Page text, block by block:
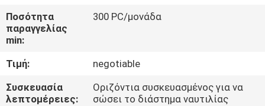
ΓΎΡΟΣ
ΕΡΓΟΣΤΑΣΊΩΝ
ΠΟΙΟΤΙΚΌΣ
ΈΛΕΓΧΟΣ
Ποσότητα
παραγγελίας
min:
300 PC/μονάδα
Τιμή:
negotiable
Συσκευασία
λεπτομέρειες:
Οριζόντια συσκευασμένος για να
σώσει το διάστημα ναυτιλίας